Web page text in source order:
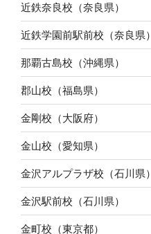
近鉄奈良校（奈良県）
近鉄学園前駅前校（奈良県）
那覇古島校（沖縄県）
郡山校（福島県）
金剛校（大阪府）
金山校（愛知県）
金沢アルプラザ校（石川県）
金沢駅前校（石川県）
金町校（東京都）